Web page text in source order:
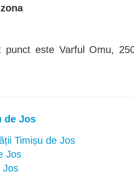
este Varful Omu,
de Jos
Timișu de Jos
Jos
Jos